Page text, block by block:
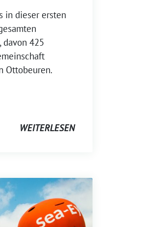
in dieser ersten
425
Ottobeuren.
WEITERLESEN